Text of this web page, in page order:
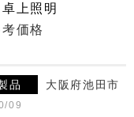
上照明
価格
品 大阪府池田市
09